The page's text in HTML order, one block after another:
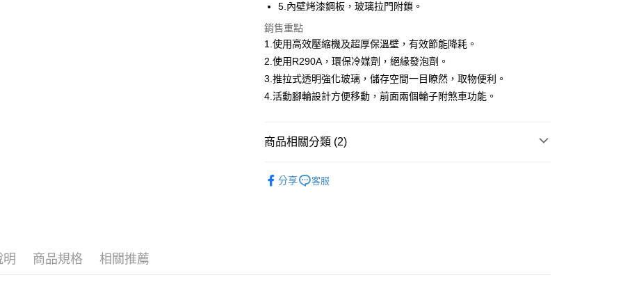
AFTEE先享後付
相關說明
【關於「AFTEE先享後付」】
便利好安心！
１．簡單：不需註冊會員、不需綁卡、不需儲值。
２．便利：只要手機號碼，簡訊認證，即可結帳。
３．安心：先確認商品／服務後，再付款。
１．於結帳方式選擇「AFTEE先享後付」後，將跳轉至「AFTEE先享後
３．收到繳費通知簡訊後14天內，點擊此簡訊中的連結，可透過四大超商
運送方式
宅配(請注意配件不含在免運內)
5.內壁烤漆鋼板，玻璃拉門附鎖。
銷售重點
1.使用高效壓縮機及超厚保溫壁，有效節能降耗。
2.使用R290A，環保冷媒劑，絕緣發泡劑。
3.推拉式透明強化玻璃，儲存空間一目瞭然，取物便利。
4.活動腳輪設計方便移動，前面兩個輪子附煞車功能。
商品相關分類 (2)
分享 客服
明 商品規格 相關推薦